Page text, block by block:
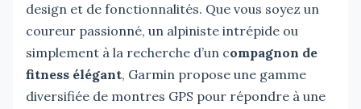
design et de fonctionnalités. Que vous soyez un
coureur passionné, un alpiniste intrépide ou
simplement à la recherche d’un compagnon de
fitness élégant, Garmin propose une gamme
diversifiée de montres GPS pour répondre à une